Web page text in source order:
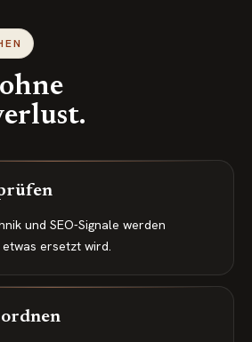
und SEO-Signale werden
ersetzt wird.